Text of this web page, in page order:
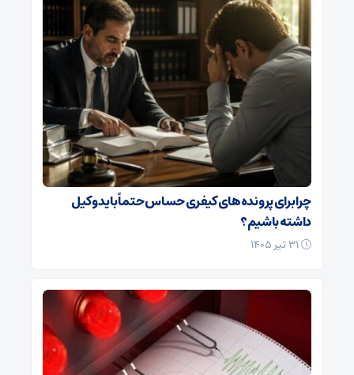
چرا برای پرونده‌های کیفری حساس حتماً باید وکیل
داشته باشیم؟